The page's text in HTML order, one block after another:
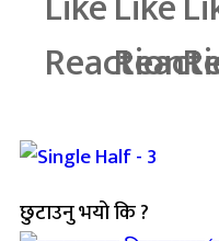
छुटाउनु भयो कि ?